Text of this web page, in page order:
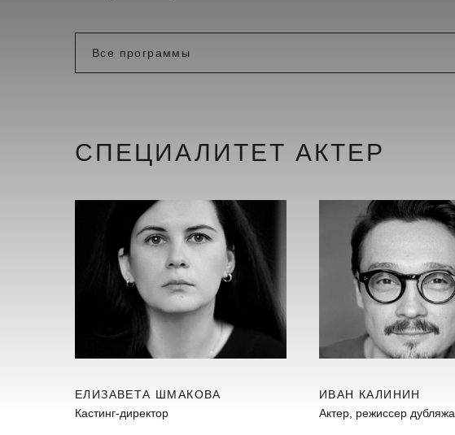
СПЕЦИАЛИТЕТ АКТЕР
ЕЛИЗАВЕТА ШМАКОВА
Кастинг-директор
ИВАН КАЛИНИН
Актер, режиссер дубляжа